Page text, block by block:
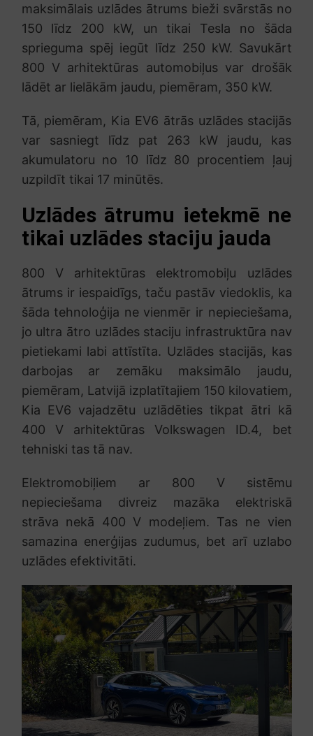
maksimālais uzlādes ātrums bieži svārstās no
150 līdz 200 kW, un tikai Tesla no šāda
sprieguma spēj iegūt līdz 250 kW. Savukārt
800 V arhitektūras automobiļus var drošāk
lādēt ar lielākām jaudu, piemēram, 350 kW.
Tā, piemēram, Kia EV6 ātrās uzlādes stacijās
var sasniegt līdz pat 263 kW jaudu, kas
akumulatoru no 10 līdz 80 procentiem ļauj
uzpildīt tikai 17 minūtēs.
Uzlādes ātrumu ietekmē ne
tikai uzlādes staciju jauda
800 V arhitektūras elektromobiļu uzlādes
ātrums ir iespaidīgs, taču pastāv viedoklis, ka
šāda tehnoloģija ne vienmēr ir nepieciešama,
jo ultra ātro uzlādes staciju infrastruktūra nav
pietiekami labi attīstīta. Uzlādes stacijās, kas
darbojas ar zemāku maksimālo jaudu,
piemēram, Latvijā izplatītajiem 150 kilovatiem,
Kia EV6 vajadzētu uzlādēties tikpat ātri kā
400 V arhitektūras Volkswagen ID.4, bet
tehniski tas tā nav.
Elektromobiļiem ar 800 V sistēmu
nepieciešama divreiz mazāka elektriskā
strāva nekā 400 V modeļiem. Tas ne vien
samazina enerģijas zudumus, bet arī uzlabo
uzlādes efektivitāti.